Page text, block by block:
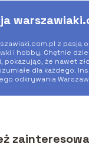
z pasją
i hobby. Chętnie
pokazując, że nawet
dla każdego.
odkrywania